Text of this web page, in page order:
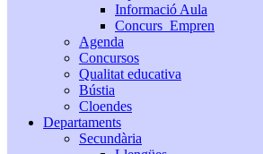
Informació Aula
Concurs_Empren
Agenda
Concursos
Qualitat educativa
Bústia
Cloendes
Departaments
Secundària